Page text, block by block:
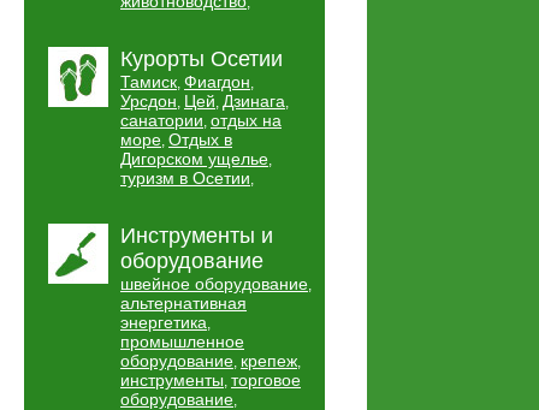
Курорты Осетии
Тамиск, Фиагдон,
Урсдон, Цей, Дзинага,
санатории, отдых на
море, Отдых в
Дигорском ущелье,
туризм в Осетии,
Инструменты и
оборудование
швейное оборудование,
альтернативная
энергетика,
промышленное
оборудование, крепеж,
инструменты, торговое
оборудование,